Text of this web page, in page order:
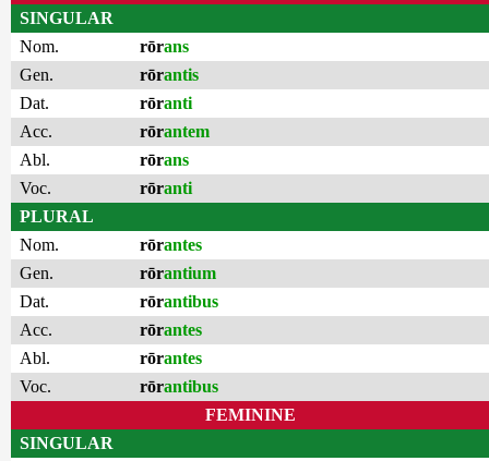
SINGULAR
Nom.
rōrans
Gen.
rōrantis
Dat.
rōranti
Acc.
rōrantem
Abl.
rōrans
Voc.
rōranti
PLURAL
Nom.
rōrantes
Gen.
rōrantium
Dat.
rōrantibus
Acc.
rōrantes
Abl.
rōrantes
Voc.
rōrantibus
FEMININE
SINGULAR